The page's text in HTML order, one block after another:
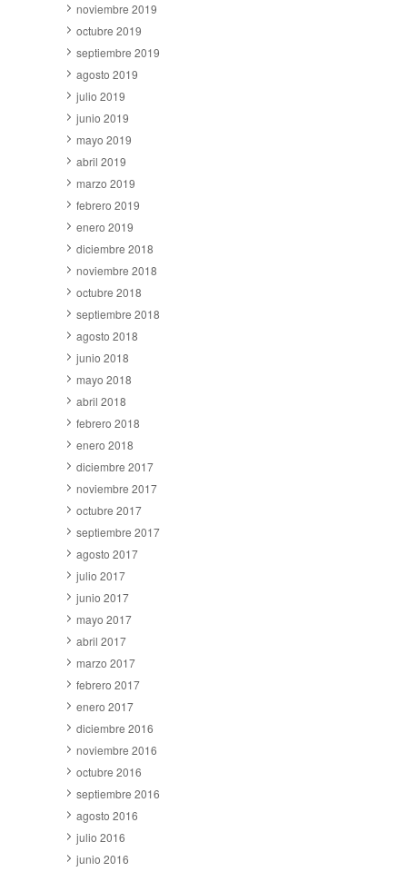
noviembre 2019
octubre 2019
septiembre 2019
agosto 2019
julio 2019
junio 2019
mayo 2019
abril 2019
marzo 2019
febrero 2019
enero 2019
diciembre 2018
noviembre 2018
octubre 2018
septiembre 2018
agosto 2018
junio 2018
mayo 2018
abril 2018
febrero 2018
enero 2018
diciembre 2017
noviembre 2017
octubre 2017
septiembre 2017
agosto 2017
julio 2017
junio 2017
mayo 2017
abril 2017
marzo 2017
febrero 2017
enero 2017
diciembre 2016
noviembre 2016
octubre 2016
septiembre 2016
agosto 2016
julio 2016
junio 2016